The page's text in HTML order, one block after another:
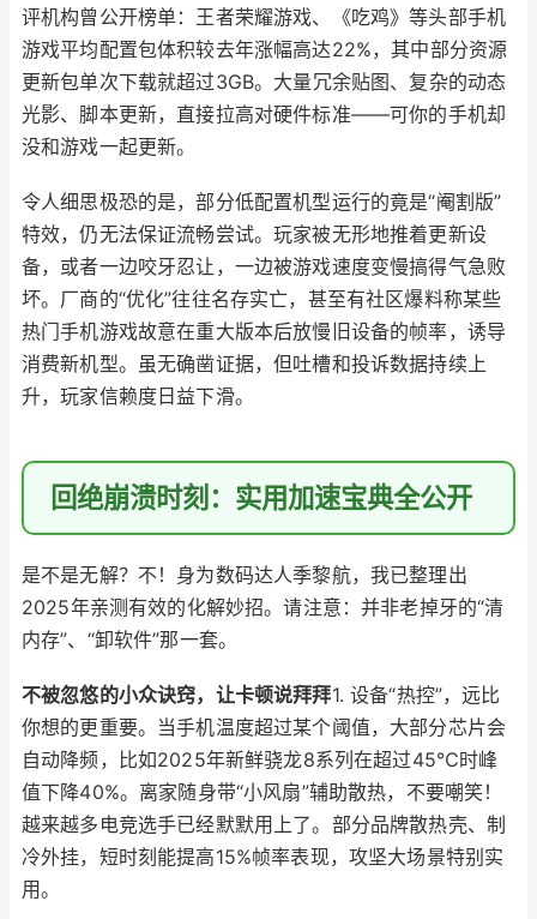
评机构曾公开榜单：王者荣耀游戏、《吃鸡》等头部手机
游戏平均配置包体积较去年涨幅高达22%，其中部分资源
更新包单次下载就超过3GB。大量冗余贴图、复杂的动态
光影、脚本更新，直接拉高对硬件标准——可你的手机却
没和游戏一起更新。
令人细思极恐的是，部分低配置机型运行的竟是“阉割版”
特效，仍无法保证流畅尝试。玩家被无形地推着更新设
备，或者一边咬牙忍让，一边被游戏速度变慢搞得气急败
坏。厂商的“优化”往往名存实亡，甚至有社区爆料称某些
热门手机游戏故意在重大版本后放慢旧设备的帧率，诱导
消费新机型。虽无确凿证据，但吐槽和投诉数据持续上
升，玩家信赖度日益下滑。
回绝崩溃时刻：实用加速宝典全公开
是不是无解？不！身为数码达人季黎航，我已整理出
2025年亲测有效的化解妙招。请注意：并非老掉牙的“清
内存”、“卸软件”那一套。
不被忽悠的小众诀窍，让卡顿说拜拜1. 设备“热控”，远比
你想的更重要。当手机温度超过某个阈值，大部分芯片会
自动降频，比如2025年新鲜骁龙8系列在超过45℃时峰
值下降40%。离家随身带“小风扇”辅助散热，不要嘲笑！
越来越多电竞选手已经默默用上了。部分品牌散热壳、制
冷外挂，短时刻能提高15%帧率表现，攻坚大场景特别实
用。